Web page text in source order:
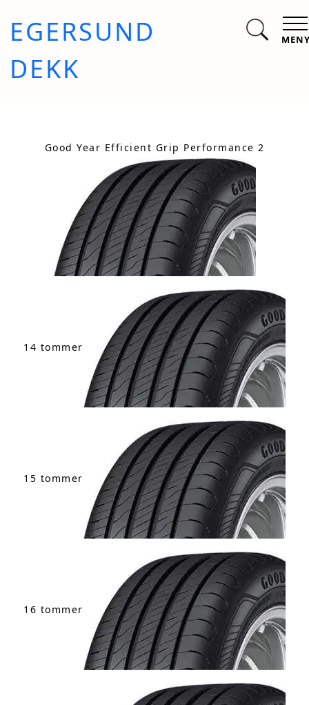
EGERSUND
DEKK
Good Year Efficient Grip Performance 2
14 tommer
15 tommer
16 tommer